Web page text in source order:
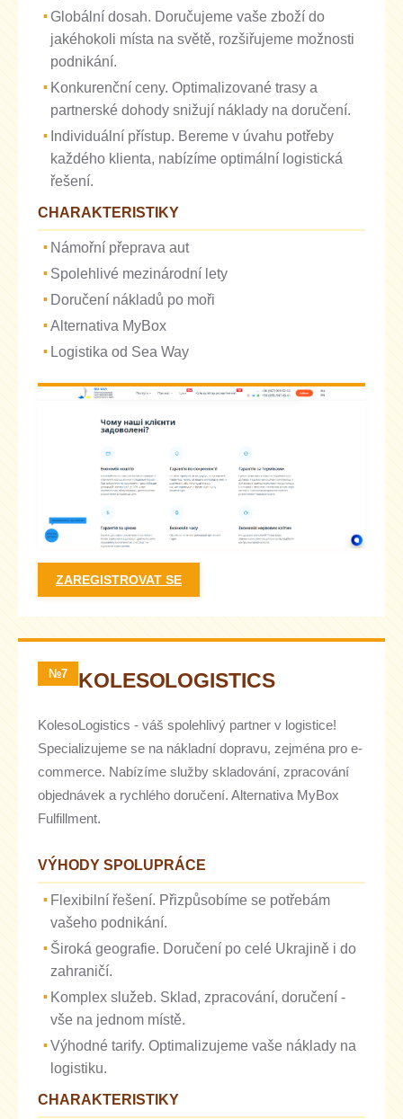
Globální dosah. Doručujeme vaše zboží do
jakéhokoli místa na světě, rozšiřujeme možnosti
podnikání.
Konkurenční ceny. Optimalizované trasy a
partnerské dohody snižují náklady na doručení.
Individuální přístup. Bereme v úvahu potřeby
každého klienta, nabízíme optimální logistická
řešení.
CHARAKTERISTIKY
Námořní přeprava aut
Spolehlivé mezinárodní lety
Doručení nákladů po moři
Alternativa MyBox
Logistika od Sea Way
ZAREGISTROVAT SE
№7 KOLESOLOGISTICS
KolesoLogistics - váš spolehlivý partner v logistice!
Specializujeme se na nákladní dopravu, zejména pro e-
commerce. Nabízíme služby skladování, zpracování
objednávek a rychlého doručení. Alternativa MyBox
Fulfillment.
VÝHODY SPOLUPRÁCE
Flexibilní řešení. Přizpůsobíme se potřebám
vašeho podnikání.
Široká geografie. Doručení po celé Ukrajině i do
zahraničí.
Komplex služeb. Sklad, zpracování, doručení -
vše na jednom místě.
Výhodné tarify. Optimalizujeme vaše náklady na
logistiku.
CHARAKTERISTIKY